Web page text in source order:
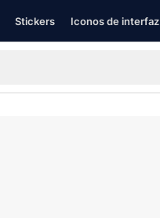
Stickers Iconos de interfaz